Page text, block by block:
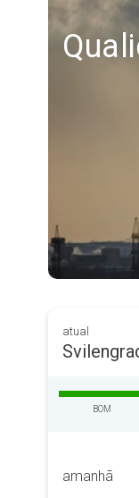
atual
BOM
amanhã